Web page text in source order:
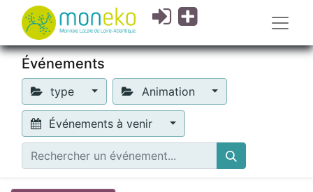
Événements
type Animation
Événements à venir